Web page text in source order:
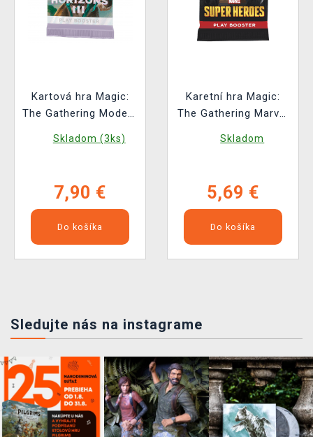
Kartová hra Magic:
The Gathering Modern
Booster (14 kariet)
Skladom (3ks)
7,90 €
Do košíka
Karetní hra Magic:
The Gathering Marvel
Booster (14 karet)
Skladom
5,69 €
Do košíka
Sledujte nás na instagrame